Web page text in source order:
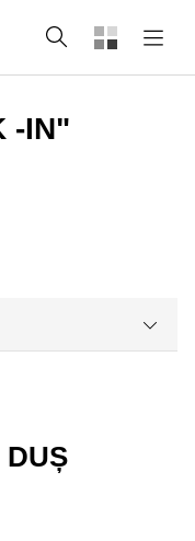
Căutare
-IN"
de baie sau băi mici
DUȘ